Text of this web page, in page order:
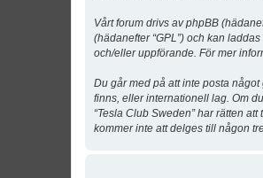
Vårt forum drivs av phpBB
(hädanefter “GPL”) och kan laddas
och/eller uppförande. För mer
Du går med på att inte posta
finns, eller internationell lag. Om
“Tesla Club Sweden” har rätten
kommer inte att delges till någon